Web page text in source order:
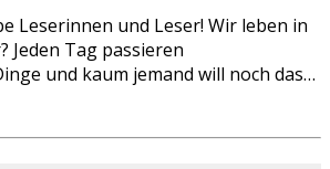
Leserinnen und Leser! Wir leben in
Jeden Tag passieren
und kaum jemand will noch das…